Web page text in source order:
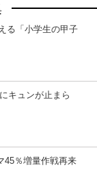
る「小学生の甲子
キュンが止まら
45％増量作戦再来